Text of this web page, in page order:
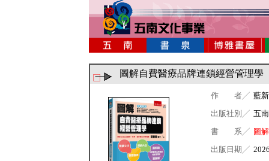
圖解自費醫療品牌連鎖經營管理學
作 者╱ 藍
出版社別╱ 五南
書 系╱ 圖
出版日期╱